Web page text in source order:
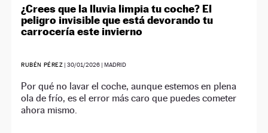
¿Crees que la lluvia limpia tu coche? El
peligro invisible que está devorando tu
carrocería este invierno
RUBÉN PÉREZ |30/01/2026 | MADRID
Por qué no lavar el coche, aunque estemos en plena
ola de frío, es el error más caro que puedes cometer
ahora mismo.